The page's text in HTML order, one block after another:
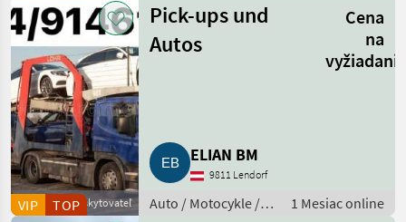
Obchodný poskytovateľ
VIP TOP
Pick-ups und
Autos
Cena
na
ELIAN BM
9811 Lendorf
Auto / Motocykle /
1 Mesiac online